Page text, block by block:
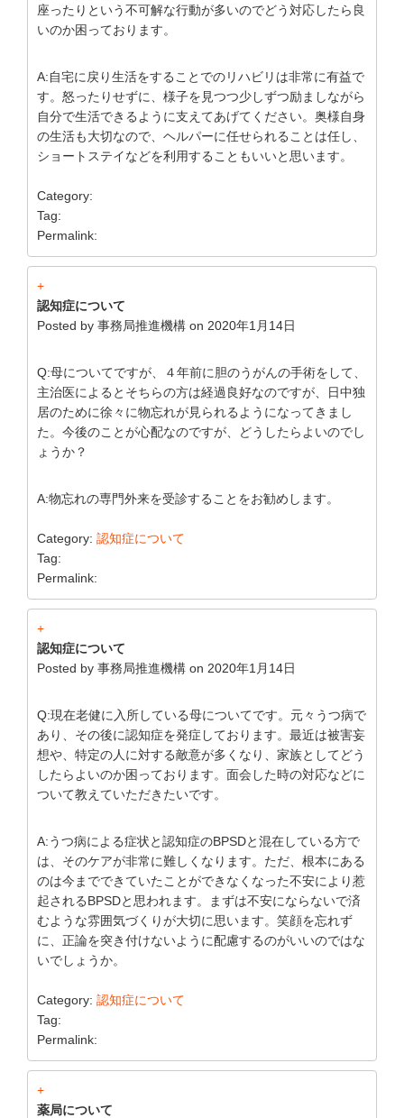
座ったりという不可解な行動が多いのでどう対応したら良
いのか困っております。
A:自宅に戻り生活をすることでのリハビリは非常に有益で
す。怒ったりせずに、様子を見つつ少しずつ励ましながら
自分で生活できるように支えてあげてください。奥様自身
の生活も大切なので、ヘルパーに任せられることは任し、
ショートステイなどを利用することもいいと思います。
Category:
Tag:
Permalink:
+
認知症について
Posted by 事務局推進機構 on 2020年1月14日
Q:母についてですが、４年前に胆のうがんの手術をして、
主治医によるとそちらの方は経過良好なのですが、日中独
居のために徐々に物忘れが見られるようになってきまし
た。今後のことが心配なのですが、どうしたらよいのでし
ょうか？
A:物忘れの専門外来を受診することをお勧めします。
Category: 認知症について
Tag:
Permalink:
+
認知症について
Posted by 事務局推進機構 on 2020年1月14日
Q:現在老健に入所している母についてです。元々うつ病で
あり、その後に認知症を発症しております。最近は被害妄
想や、特定の人に対する敵意が多くなり、家族としてどう
したらよいのか困っております。面会した時の対応などに
ついて教えていただきたいです。
A:うつ病による症状と認知症のBPSDと混在している方で
は、そのケアが非常に難しくなります。ただ、根本にある
のは今までできていたことができなくなった不安により惹
起されるBPSDと思われます。まずは不安にならないで済
むような雰囲気づくりが大切に思います。笑顔を忘れず
に、正論を突き付けないように配慮するのがいいのではな
いでしょうか。
Category: 認知症について
Tag:
Permalink:
+
薬局について